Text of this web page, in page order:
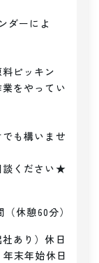
ダーによ
ピッキン
をやってい
も構いませ
談ください★
休憩60分）
あり）休日
末年始休日